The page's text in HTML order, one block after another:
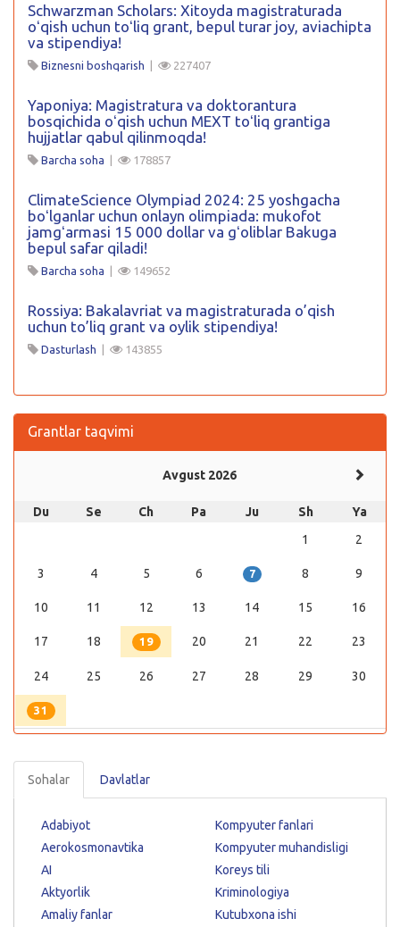
Schwarzman Scholars: Xitoyda magistraturada
oʻqish uchun toʻliq grant, bepul turar joy, aviachipta
va stipendiya!
Biznesni boshqarish | 227407
Yaponiya: Magistratura va doktorantura
bosqichida oʻqish uchun MEXT toʻliq grantiga
hujjatlar qabul qilinmoqda!
Barcha soha | 178857
ClimateScience Olympiad 2024: 25 yoshgacha
boʻlganlar uchun onlayn olimpiada: mukofot
jamgʻarmasi 15 000 dollar va gʻoliblar Bakuga
bepul safar qiladi!
Barcha soha | 149652
Rossiya: Bakalavriat va magistraturada o’qish
uchun to’liq grant va oylik stipendiya!
Dasturlash | 143855
Grantlar taqvimi
Avgust 2026
Du Se Ch Pa Ju Sh
Ya
1
2
3 4 5 6 7 8 9
10 11 12 13 14 15 16
17 18 19 20 21 22 23
24 25 26 27 28 29 30
31
Sohalar Davlatlar
Adabiyot
Aerokosmonavtika
AI
Aktyorlik
Amaliy fanlar
Kompyuter fanlari
Kompyuter muhandisligi
Koreys tili
Kriminologiya
Kutubxona ishi